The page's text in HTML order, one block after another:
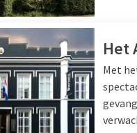
Het
Met